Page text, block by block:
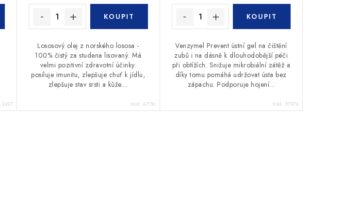
2427
Lososový olej z norského lososa -
100% čistý za studena lisovaný. Má
velmi pozitivní zdravotní účinky:
posiluje imunitu, zlepšuje chuť k jídlu,
zlepšuje stav srsti a kůže....
Kód: 47156
Venzymel Prevent ústní gel na čištění
zubů i na dásně k dlouhodobější péči
při obtížích. Snižuje mikrobiální zátěž a
díky tomu pomáhá udržovat ústa bez
zápachu. Podporuje hojení...
Kód: 57974